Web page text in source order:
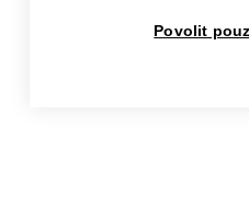
Povolit